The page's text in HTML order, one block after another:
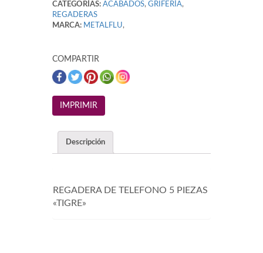
CATEGORÍAS: ACABADOS, GRIFERÍA,
REGADERAS
MARCA: METALFLU,
COMPARTIR
Descripción
REGADERA DE TELEFONO 5 PIEZAS
«TIGRE»